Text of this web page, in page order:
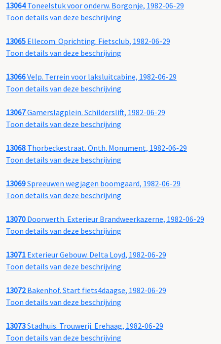
13064Toneelstuk voor onderw. Borgonje, 1982-06-29
Toon details van deze beschrijving
13065 Ellecom. Oprichting. Fietsclub, 1982-06-29
Toon details van deze beschrijving
13066Velp. Terrein voor laksluitcabine, 1982-06-29
Toon details van deze beschrijving
13067Gamerslagplein. Schilderslift, 1982-06-29
Toon details van deze beschrijving
13068 Thorbeckestraat. Onth. Monument, 1982-06-29
Toon details van deze beschrijving
13069Spreeuwen wegjagen boomgaard, 1982-06-29
Toon details van deze beschrijving
13070 Doorwerth. Exterieur Brandweerkazerne, 1982-06-29
Toon details van deze beschrijving
13071 Exterieur Gebouw. Delta Loyd, 1982-06-29
Toon details van deze beschrijving
13072Bakenhof. Start fiets4daagse, 1982-06-29
Toon details van deze beschrijving
13073Stadhuis. Trouwerij. Erehaag, 1982-06-29
Toon details van deze beschrijving